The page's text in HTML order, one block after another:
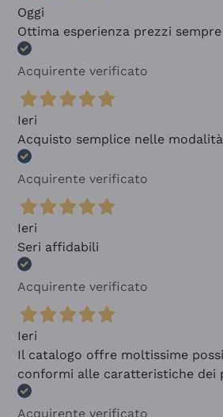
Oggi
Ottima esperienza prezzi
Acquirente verificato
Ieri
Acquisto semplice nelle
Acquirente verificato
Ieri
Seri affidabili
Acquirente verificato
Ieri
Il catalogo offre moltissime
conformi alle caratteristiche dei
Acquirente verificato